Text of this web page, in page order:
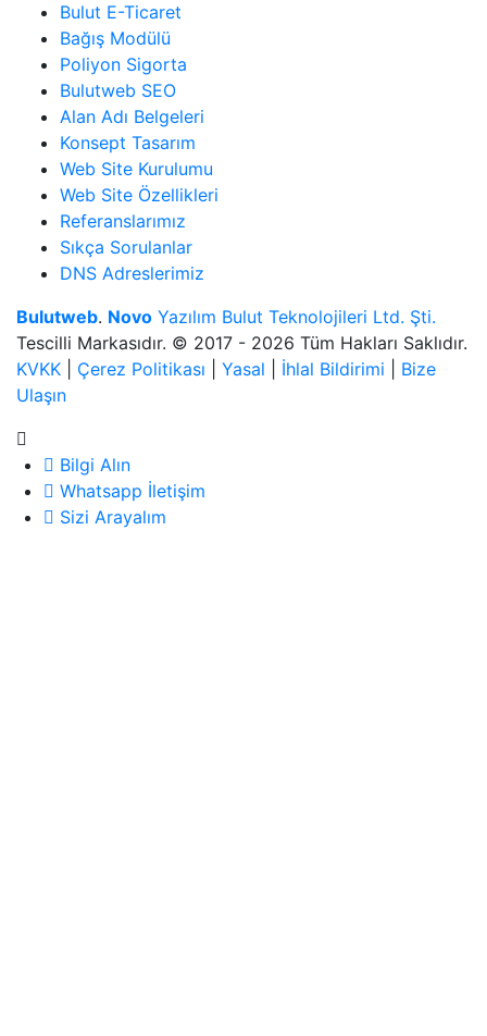
Bulut E-Ticaret
Bağış Modülü
Poliyon Sigorta
Bulutweb SEO
Alan Adı Belgeleri
Konsept Tasarım
Web Site Kurulumu
Web Site Özellikleri
Referanslarımız
Sıkça Sorulanlar
DNS Adreslerimiz
Bulutweb. Novo Yazılım Bulut Teknolojileri Ltd. Şti.
Tescilli Markasıdır. © 2017 - 2026 Tüm Hakları Saklıdır.
KVKK
Çerez Politikası Yasal İhlal Bildirimi
Bize
Ulaşın
Bilgi Alın
Whatsapp İletişim
Sizi Arayalım